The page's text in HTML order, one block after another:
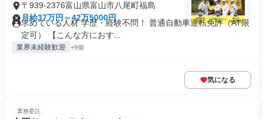
〒939-2376富山県富山市八尾町福島
月給37万円～42万5000円
求めている人材 学歴・経験不問！ 普通自動車運転免許（AT限
定可） 【こんな方におす...
業界未経験歓迎 +9個
気になる
業務委託